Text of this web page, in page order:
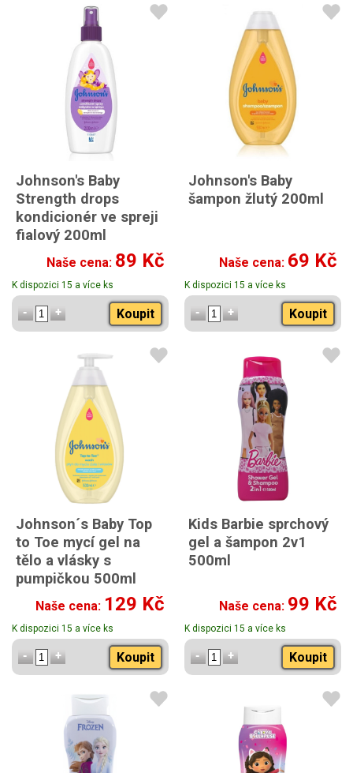
Johnson's Baby
Strength drops
kondicionér ve spreji
fialový 200ml
Johnson's Baby Strength
drops kondicionér ve
spreji fialový 200ml
Naše cena: 89 Kč
K dispozici 15 a více ks
Koupit
Johnson's Baby
šampon žlutý 200ml
Naše cena: 69 Kč
K dispozici 15 a více ks
Koupit
Johnson´s Baby Top
to Toe mycí gel na
tělo a vlásky s
pumpičkou 500ml
Naše cena: 129 Kč
K dispozici 15 a více ks
Koupit
Kids Barbie sprchový
gel a šampon 2v1
500ml
Naše cena: 99 Kč
K dispozici 15 a více ks
Koupit